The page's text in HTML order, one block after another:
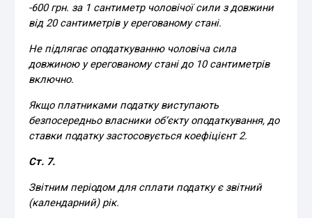
-600 грн. за 1 сантиметр чоловічої сили з довжини
від 20 сантиметрів у ерегованому стані.
Не підлягає оподаткуванню чоловіча сила
довжиною у ерегованому стані до 10 сантиметрів
включно.
Якщо платниками податку виступають
безпосередньо власники об’єкту оподаткування, до
ставки податку застосовується коефіцієнт 2.
Ст. 7.
Звітним періодом для сплати податку є звітний
(календарний) рік.